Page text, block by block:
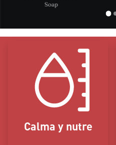
Bloques de iconos
Calma y nutre